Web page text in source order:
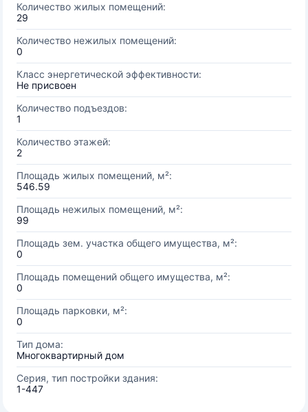
Количество жилых помещений:
29
Количество нежилых помещений:
0
Класс энергетической эффективности:
Не присвоен
Количество подъездов:
1
Количество этажей:
2
Площадь жилых помещений, м²:
546.59
Площадь нежилых помещений, м²:
99
Площадь зем. участка общего имущества, м²:
0
Площадь помещений общего имущества, м²:
0
Площадь парковки, м²:
0
Тип дома:
Многоквартирный дом
Серия, тип постройки здания:
1-447